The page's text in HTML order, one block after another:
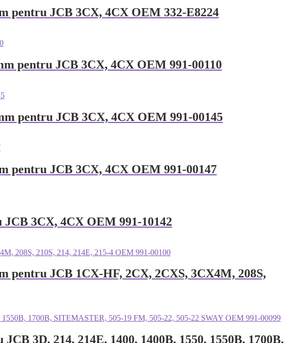
JCB 3CX, 4CX OEM 332-E8224
pentru JCB 3CX, 4CX OEM 991-00110
pentru JCB 3CX, 4CX OEM 991-00145
JCB 3CX, 4CX OEM 991-00147
3CX, 4CX OEM 991-10142
JCB 1CX-HF, 2CX, 2CXS, 3CX4M, 208S,
3D, 214, 214E, 1400, 1400B, 1550, 1550B, 1700B,